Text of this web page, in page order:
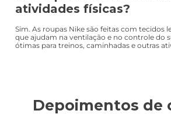
atividades físicas?
Sim. As roupas Nike são feitas com tecidos
que ajudam na ventilação e no controle do
ótimas para treinos, caminhadas e outras